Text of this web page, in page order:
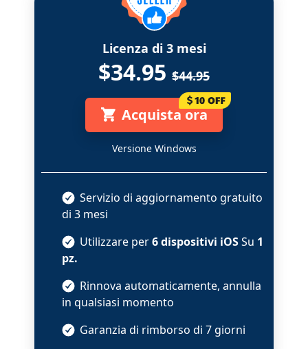
Licenza di 3 mesi
$34.95 $44.95
Acquista ora
Versione Windows
Servizio di aggiornamento gratuito
di 3 mesi
Utilizzare per6 dispositivi iOSSu 1
pz.
Rinnova automaticamente, annulla
in qualsiasi momento
Garanzia di rimborso di 7 giorni